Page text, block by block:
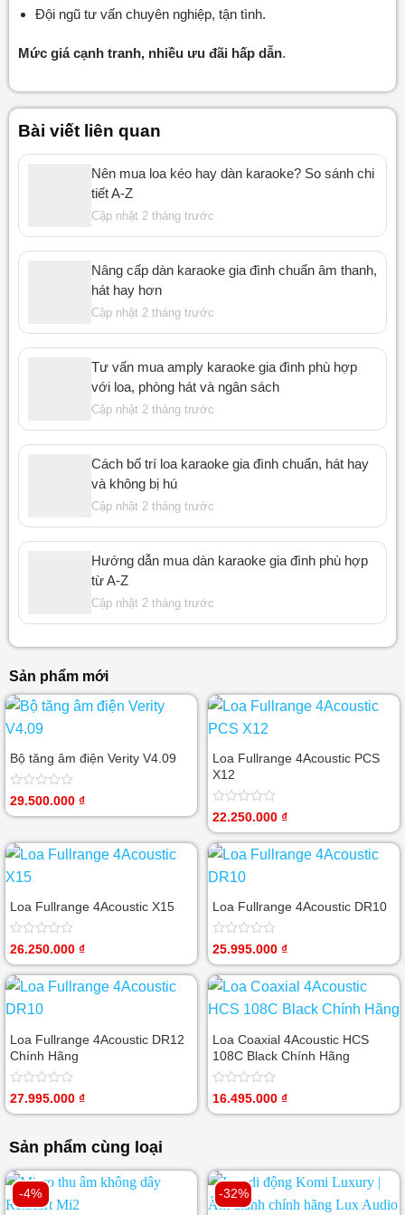
Đội ngũ tư vấn chuyên nghiệp, tận tình.
Mức giá cạnh tranh, nhiều ưu đãi hấp dẫn.
Bài viết liên quan
Nên mua loa kéo hay dàn karaoke? So sánh chi
tiết A-Z
Cập nhật 2 tháng trước
Nâng cấp dàn karaoke gia đình chuẩn âm thanh,
hát hay hơn
Cập nhật 2 tháng trước
Tư vấn mua amply karaoke gia đình phù hợp
với loa, phòng hát và ngân sách
Cập nhật 2 tháng trước
Cách bố trí loa karaoke gia đình chuẩn, hát hay
và không bị hú
Cập nhật 2 tháng trước
Hướng dẫn mua dàn karaoke gia đình phù hợp
từ A-Z
Cập nhật 2 tháng trước
Sản phẩm mới
Bộ tăng âm điện Verity V4.09
Được
5
sao
29.500.000 ₫
Loa Fullrange 4Acoustic PCS
X12
Được
hạng
0
sao
22.250.000 ₫
Loa Fullrange 4Acoustic X15
Được
hạng
0
sao
26.250.000 ₫
Loa Fullrange 4Acoustic DR10
Được
hạng
0
sao
25.995.000 ₫
Loa Fullrange 4Acoustic DR12
Chính Hãng
Được
5
27.995.000 ₫
Loa Coaxial 4Acoustic HCS
108C Black Chính Hãng
Được
16.495.000 ₫
Sản phẩm cùng loại
-4% -32%